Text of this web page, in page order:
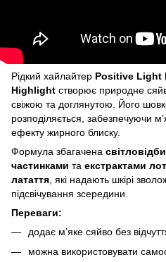
Рідкий хайлайтер Positive Light
Highlight створює природне
свіжою та доглянутою. Його
розподіляється, забезпечуючи
ефекту жирного блиску.
Формула збагачена
частинками та екстрактами
латаття , які надають шкірі
підсвічування зсередини.
Переваги:
додає м’яке сяйво без
можна використовувати
🌹
🌹